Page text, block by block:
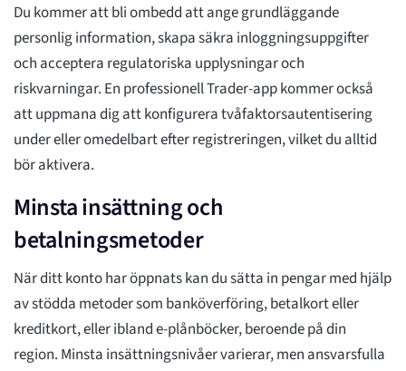
Du kommer att bli ombedd att ange grundläggande
personlig information, skapa säkra inloggningsuppgifter
och acceptera regulatoriska upplysningar och
riskvarningar. En professionell Trader-app kommer också
att uppmana dig att konfigurera tvåfaktorsautentisering
under eller omedelbart efter registreringen, vilket du alltid
bör aktivera.
Minsta insättning och
betalningsmetoder
När ditt konto har öppnats kan du sätta in pengar med hjälp
av stödda metoder som banköverföring, betalkort eller
kreditkort, eller ibland e-plånböcker, beroende på din
region. Minsta insättningsnivåer varierar, men ansvarsfulla